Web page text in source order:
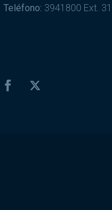
Teléfono: 3941800 Ext.